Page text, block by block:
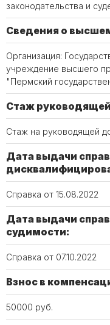
законодательства и
Сведения о
Организация:
учреждение высшего
"Пермский
Стаж
Стаж на руководящей
Дата выдачи
Справка от 15.08.2022
Дата выдачи
судимости:
Справка от 07.10.2022
Взнос в
50000 руб.